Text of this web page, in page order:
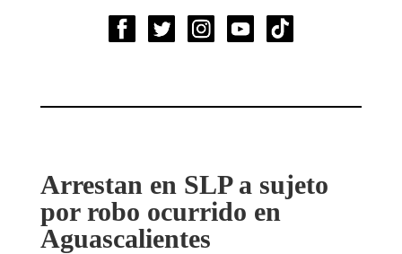
Arrestan en SLP a sujeto
por robo ocurrido en
Aguascalientes